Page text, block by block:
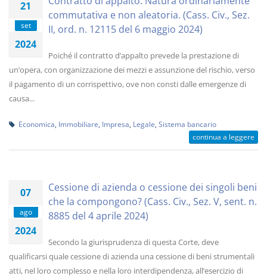
21
set
2024
commutativa e non aleatoria. (Cass. Civ., Sez.
II, ord. n. 12115 del 6 maggio 2024)
Poiché il contratto d’appalto prevede la prestazione di
un’opera, con organizzazione dei mezzi e assunzione del rischio, verso
il pagamento di un corrispettivo, ove non consti dalle emergenze di
causa...
Economica Immobiliare Impresa Legale Sistema bancario
continua a leggere
07
ago
2024
Cessione di azienda o cessione dei singoli beni
che la compongono? (Cass. Civ., Sez. V, sent. n.
8885 del 4 aprile 2024)
Secondo la giurisprudenza di questa Corte, deve
qualificarsi quale cessione di azienda una cessione di beni strumentali
atti, nel loro complesso e nella loro interdipendenza, all’esercizio di